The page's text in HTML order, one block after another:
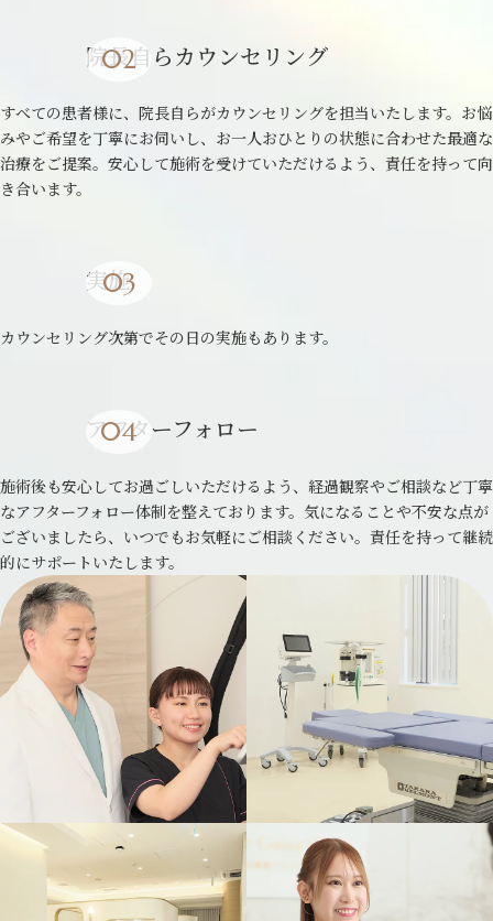
院長自らカウンセリング
すべての患者様に、院長自らがカウンセリングを担当いたします。お悩
みやご希望を丁寧にお伺いし、お一人おひとりの状態に合わせた最適な
治療をご提案。安心して施術を受けていただけるよう、責任を持って向
き合います。
実施
カウンセリング次第でその日の実施もあります。
アフターフォロー
施術後も安心してお過ごしいただけるよう、経過観察やご相談など丁寧
なアフターフォロー体制を整えております。気になることや不安な点が
ございましたら、いつでもお気軽にご相談ください。責任を持って継続
的にサポートいたします。